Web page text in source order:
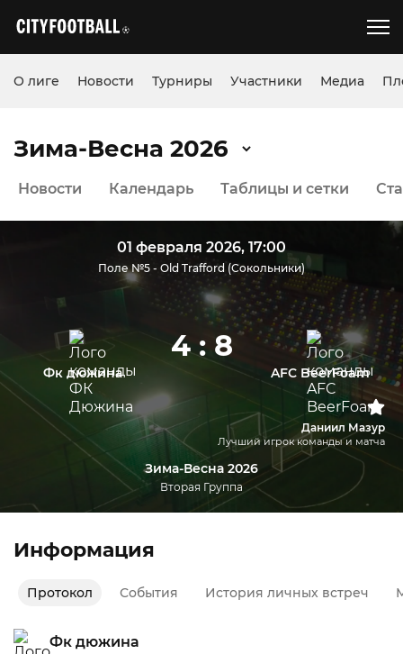
О лиге Новости Турниры Участники Медиа
Зима-Весна 2026
Новости Календарь Таблицы и сетки
01 февраля 2026, 17:00
Поле №5 - Old Trafford (Сокольники)
Фк дюжина
4 : 8
AFC BeerFoam
Даниил Мазур
Лучший игрок команды и матча
Зима-Весна 2026
Вторая Группа
Информация
Протокол События История личных встреч
Фк дюжина